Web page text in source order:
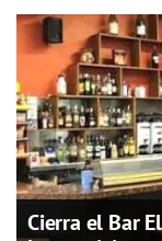
Cierra el Bar